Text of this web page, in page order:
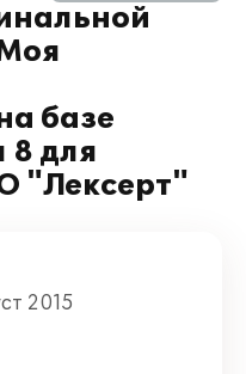
базе
8 для
"Лексерт"
2015